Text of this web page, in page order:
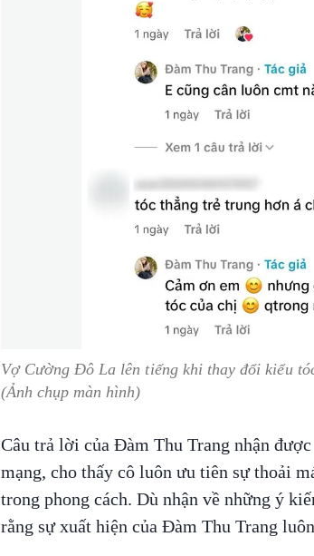
Vợ Cường Đô La lên tiếng khi thay đổi kiểu
(Ảnh chụp màn hình)
Câu trả lời của Đàm Thu Trang nhận
mạng, cho thấy cô luôn ưu tiên sự thoải
trong phong cách. Dù nhận về những ý
rằng sự xuất hiện của Đàm Thu Trang